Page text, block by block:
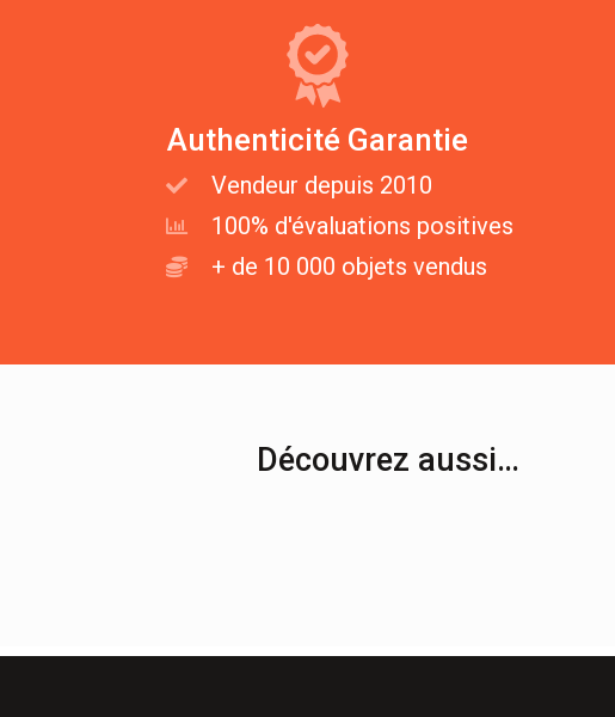
Authenticité Garantie
Vendeur depuis 2010
100% d'évaluations positives
+ de 10 000 objets vendus
Découvrez aussi…